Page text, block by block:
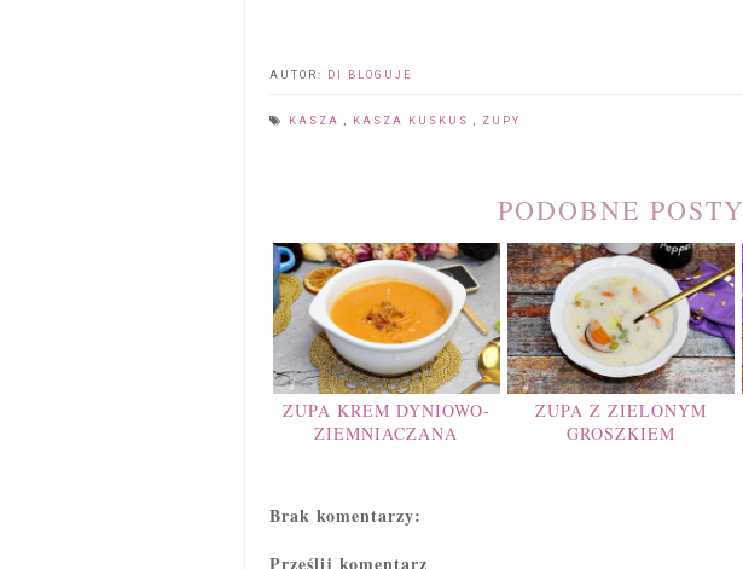
AUTOR: DI BLOGUJE
KASZA KASZA KUSKUS ZUPY
PODOBNE POSTY
ZUPA KREM DYNIOWO-
ZIEMNIACZANA
ZUPA Z ZIELONYM
GROSZKIEM
Brak komentarzy:
Prześlij komentarz